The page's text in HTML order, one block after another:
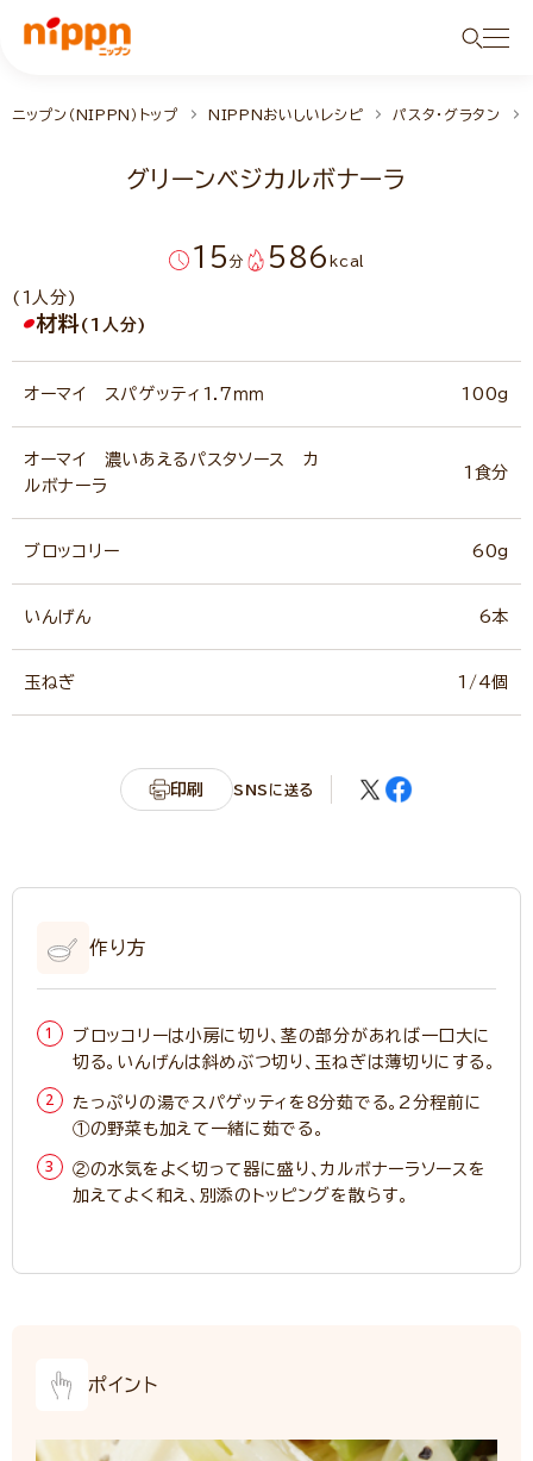
ニップン（NIPPN）トップ NIPPNおいしいレシピ パスタ・グラタン
グリーンベジカルボナーラ
15 分 586kcal
(1人分)
材料(1人分)
オーマイ スパゲッティ1.7ｍｍ 100g
オーマイ 濃いあえるパスタソース カ
ルボナーラ
1食分
ブロッコリー 60g
いんげん 6本
玉ねぎ 1/4個
印刷 SNSに送る
作り方
ブロッコリーは小房に切り、茎の部分があれば一口大に
切る。いんげんは斜めぶつ切り、玉ねぎは薄切りにする。
たっぷりの湯でスパゲッティを8分茹でる。2分程前に
①の野菜も加えて一緒に茹でる。
②の水気をよく切って器に盛り、カルボナーラソースを
加えてよく和え、別添のトッピングを散らす。
ポイント